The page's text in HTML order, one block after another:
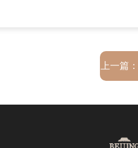
上一篇：